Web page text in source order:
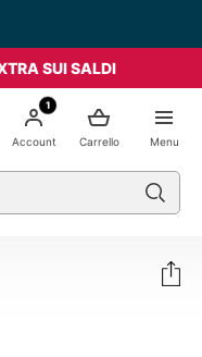
SUI SALDI
Menu
Carrello
1
Account